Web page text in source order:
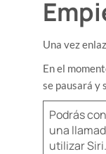
Una vez
​En el
se pausará y
​Podrás
una
utilizar Siri.